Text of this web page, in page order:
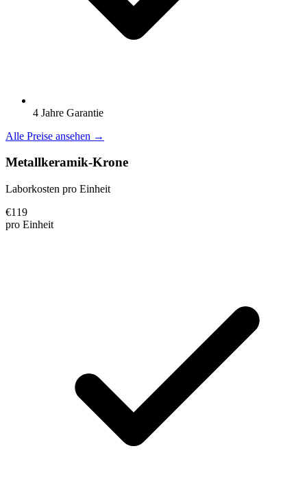
4 Jahre Garantie
Alle Preise ansehen →
Metallkeramik-Krone
Laborkosten pro Einheit
€119
pro Einheit